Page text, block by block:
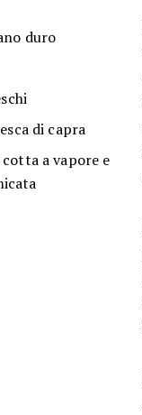
duro
di capra
a vapore e